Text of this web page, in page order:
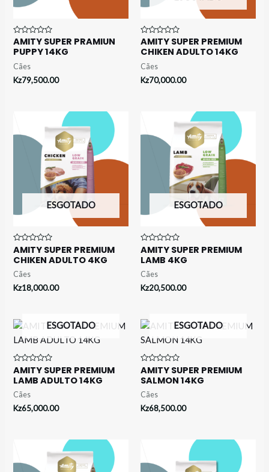
Avaliação
0
de
5
AMITY SUPER PRAMIUN
PUPPY 14KG
Cães
Kz79,500.00
Avaliação
0
de
5
AMITY SUPER PREMIUM
CHIKEN ADULTO 14KG
Cães
Kz70,000.00
ESGOTADO
Avaliação
0
de
5
AMITY SUPER PREMIUM
CHIKEN ADULTO 4KG
Cães
Kz18,000.00
ESGOTADO
Avaliação
0
de
5
AMITY SUPER PREMIUM
LAMB 4KG
Cães
Kz20,500.00
ESGOTADO
Avaliação
0
de
5
AMITY SUPER PREMIUM
LAMB ADULTO 14KG
Cães
Kz65,000.00
ESGOTADO
Avaliação
0
de
5
AMITY SUPER PREMIUM
SALMON 14KG
Cães
Kz68,500.00